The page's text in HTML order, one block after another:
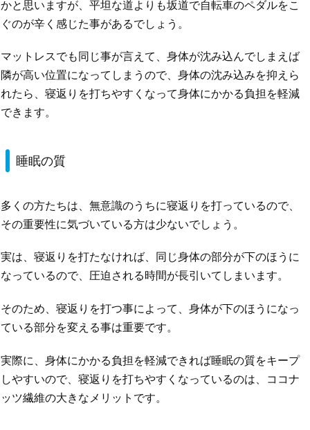
かと思いますが、平坦な道よりも坂道で自転車のペダルをこ
ぐのが辛く感じた事があるでしょう。
マットレスでも同じ事が言えて、身体が沈み込んでしまえば
隣が高い位置になってしまうので、身体の沈み込みを抑えら
れたら、寝返りを打ちやすくなって身体にかかる負担を軽減
できます。
睡眠の質
多くの方たちは、無意識のうちに寝返りを打っているので、
その重要性に気づいている方は少ないでしょう。
実は、寝返りを打たなければ、同じ身体の部分が下のほうに
なっているので、圧迫される時間が長引いてしまいます。
そのため、寝返りを打つ事によって、身体が下のほうになっ
ている部分を変える事は重要です。
実際に、身体にかかる負担を軽減できれば睡眠の質をキープ
しやすいので、寝返りを打ちやすくなっているのは、ココナ
ッツ繊維の大きなメリットです。